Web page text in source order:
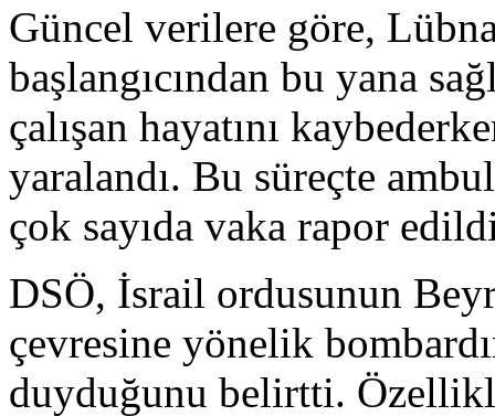
Güncel verilere göre,
başlangıcından bu yana
çalışan hayatını
yaralandı. Bu süreçte
çok sayıda vaka rapor
DSÖ, İsrail ordusunun
çevresine yönelik
duyduğunu belirtti.